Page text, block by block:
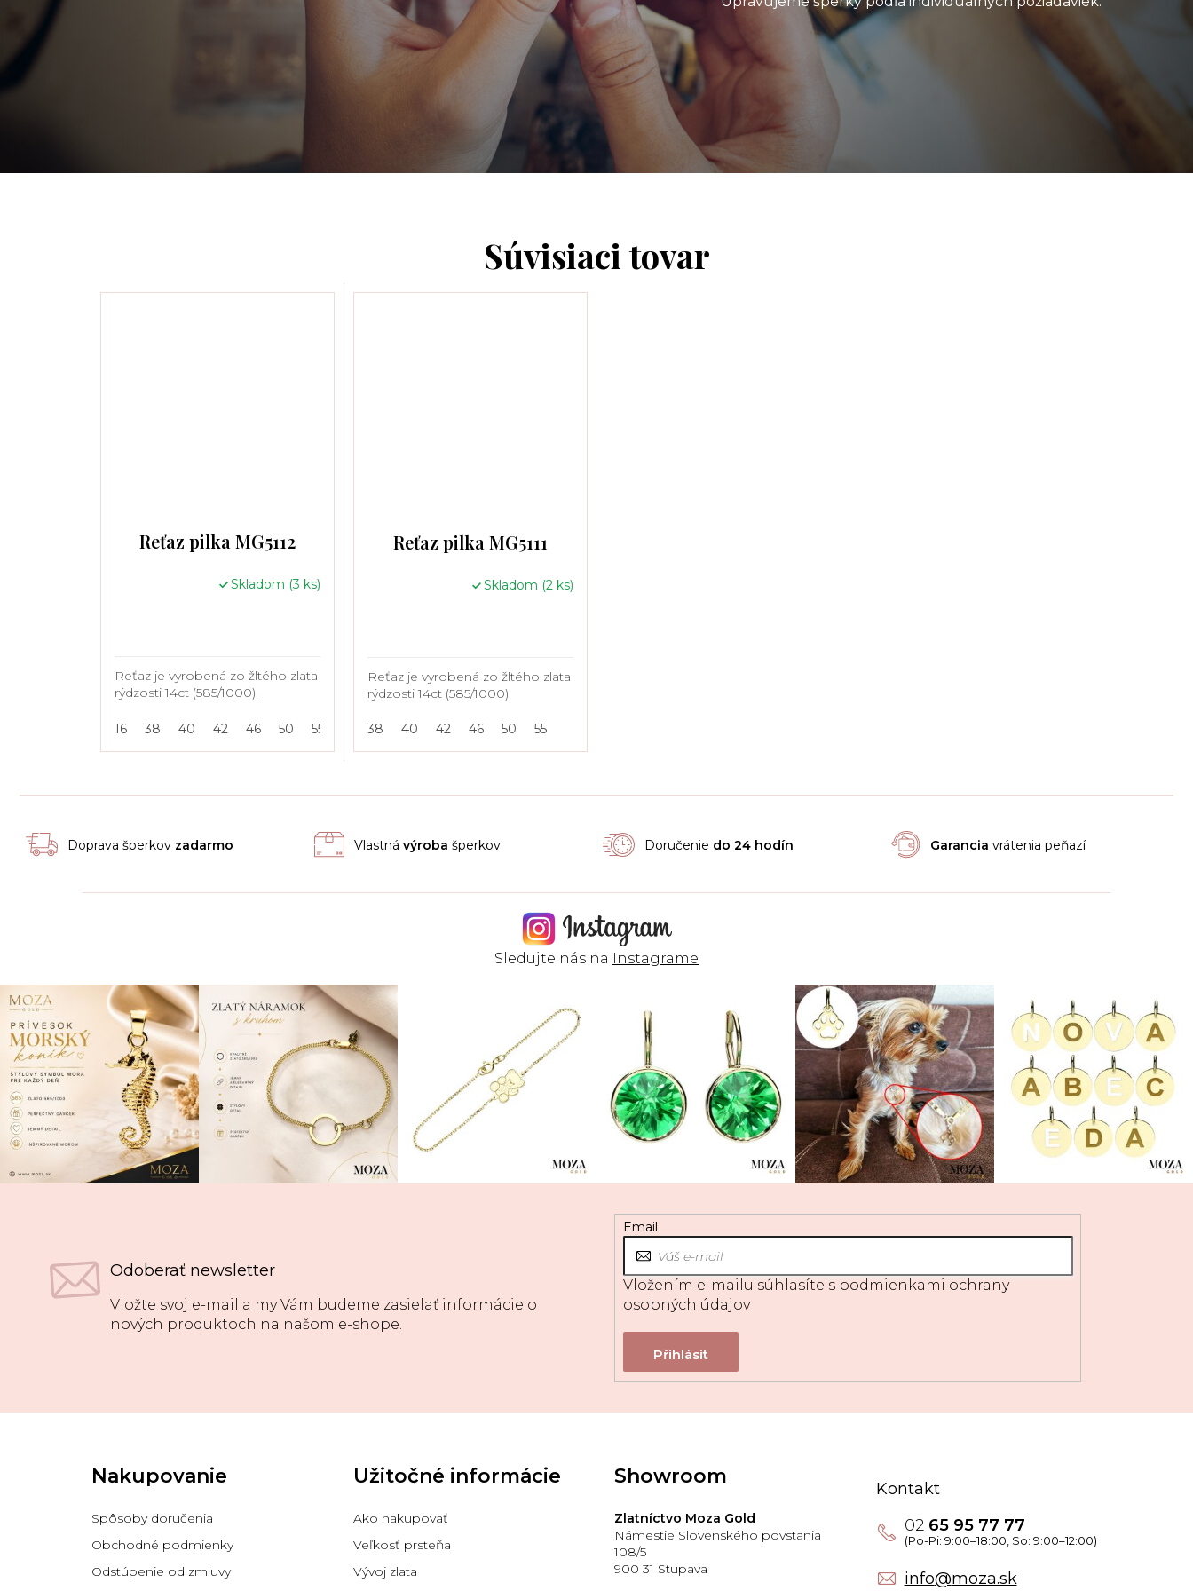
Súvisiaci tovar
Reťaz pilka MG5112
Skladom (3 ks)
Reťaz je vyrobená zo žltého zlata
rýdzosti 14ct (585/1000).
16 38 40 42 46 50 55
Reťaz pilka MG5111
Skladom (2 ks)
Reťaz je vyrobená zo žltého zlata
rýdzosti 14ct (585/1000).
38 40 42 46 50 55
Doprava šperkov zadarmo Vlastná výroba šperkov Doručenie do 24 hodín Garancia vrátenia peňazí
Sledujte nás na Instagrame
Odoberať newsletter
Vložte svoj e-mail a my Vám budeme zasielať informácie o
nových produktoch na našom e-shope.
Email
Vložením e-mailu súhlasíte s podmienkami ochrany
osobných údajov
Z
Nakupovanie
Spôsoby doručenia
Obchodné podmienky
Odstúpenie od zmluvy
Užitočné informácie
Ako nakupovať
Veľkosť prsteňa
Vývoj zlata
Showroom
Zlatníctvo Moza Gold
Námestie Slovenského povstania
108/5
900 31 Stupava
Kontakt
info@moza.sk
0265 95 77 77